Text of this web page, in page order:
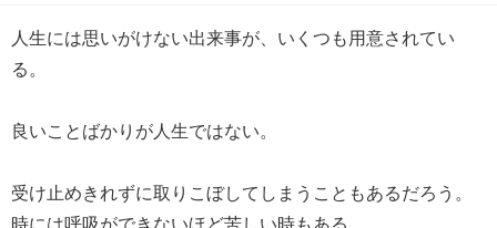
人生には思いがけない出来事が、いくつも用意されてい
る。
良いことばかりが人生ではない。
受け止めきれずに取りこぼしてしまうこともあるだろう。
時には呼吸ができないほど苦しい時もある。